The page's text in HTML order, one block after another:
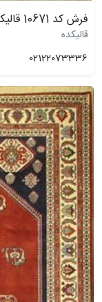
فرش کد 10671 قالیکده
قالیکده
02122073336